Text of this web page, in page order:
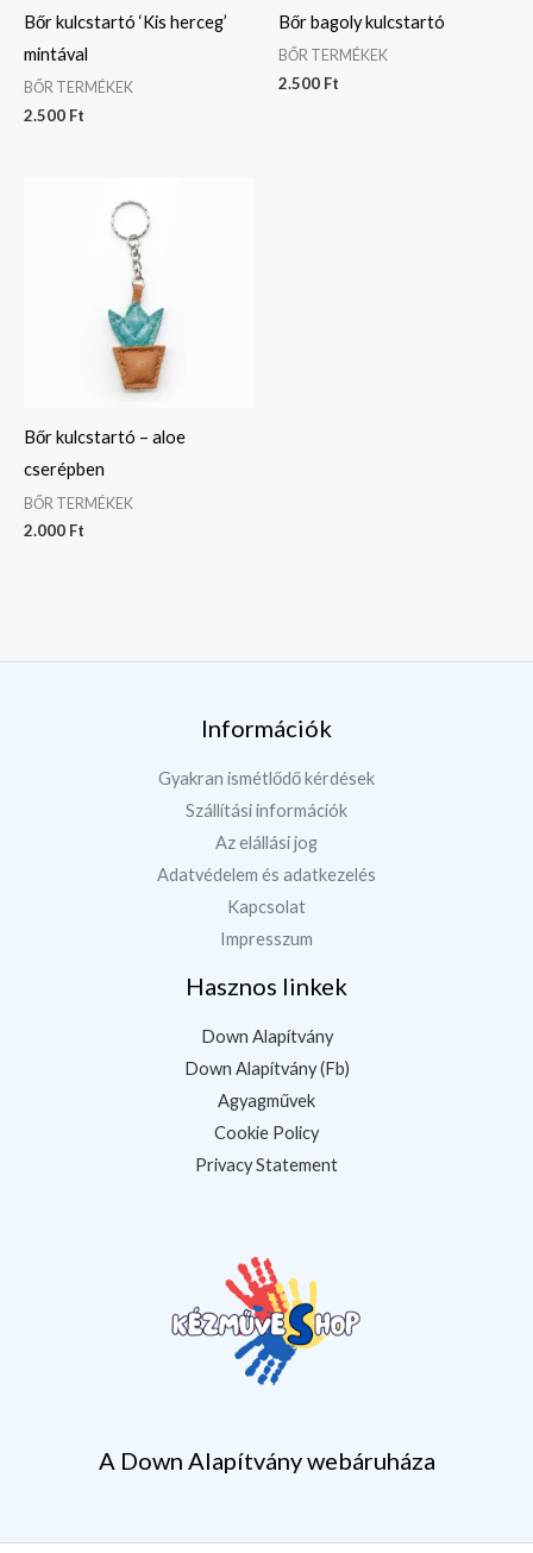
Bőr kulcstartó ‘Kis herceg’
mintával
BŐR TERMÉKEK
2.500 Ft
Bőr bagoly kulcstartó
BŐR TERMÉKEK
2.500 Ft
Bőr kulcstartó – aloe
cserépben
BŐR TERMÉKEK
2.000 Ft
Információk
Gyakran ismétlődő kérdések
Szállítási információk
Az elállási jog
Adatvédelem és adatkezelés
Kapcsolat
Impresszum
Hasznos linkek
Down Alapítvány
Down Alapítvány (Fb)
Agyagművek
Cookie Policy
Privacy Statement
A Down Alapítvány webáruháza